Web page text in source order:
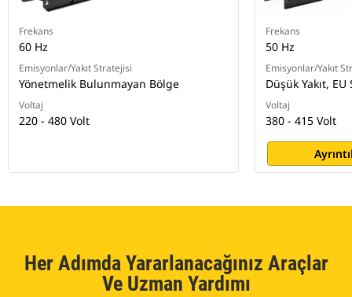
Frekans
60 Hz
Emisyonlar/Yakıt Stratejisi
Yönetmelik Bulunmayan Bölge
Voltaj
220 - 480 Volt
Frekans
50 Hz
Emisyonlar/Yakıt
Düşük Yakıt,
Voltaj
380 - 415 Volt
Her Adımda Yararlanacağınız Araçlar
Ve Uzman Yardımı